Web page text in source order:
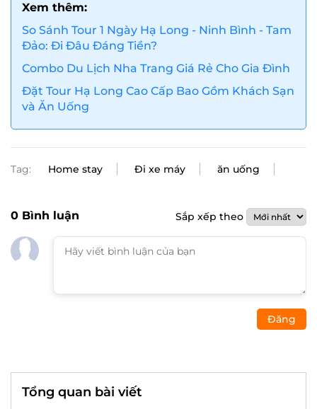
Xem thêm:
So Sánh Tour 1 Ngày Hạ Long - Ninh Bình - Tam
Đảo: Đi Đâu Đáng Tiền?
Combo Du Lịch Nha Trang Giá Rẻ Cho Gia Đình
Đặt Tour Hạ Long Cao Cấp Bao Gồm Khách Sạn
và Ăn Uống
Tag: Home stay Đi xe máy ăn uống
0 Bình luận Sắp xếp theo
Đăng
Tổng quan bài viết